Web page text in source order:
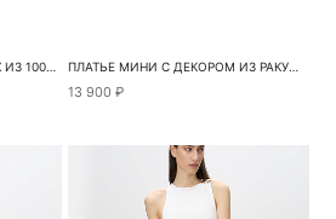
ТОП НА ТОНКИХ БРЕТЕЛЬКАХ ИЗ 100% ЛЬНА ПЛАТЬЕ МИНИ С ДЕКОРОМ ИЗ РАКУШЕК
13 900 ₽